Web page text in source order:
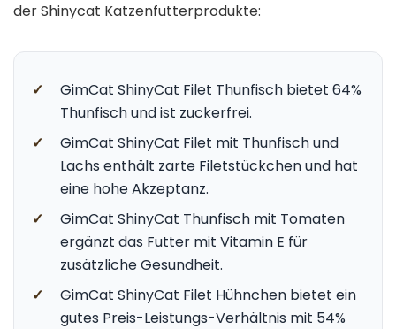
der Shinycat Katzenfutterprodukte:
✓
GimCat ShinyCat Filet Thunfisch bietet 64%
Thunfisch und ist zuckerfrei.
✓
GimCat ShinyCat Filet mit Thunfisch und
Lachs enthält zarte Filetstückchen und hat
eine hohe Akzeptanz.
✓
GimCat ShinyCat Thunfisch mit Tomaten
ergänzt das Futter mit Vitamin E für
zusätzliche Gesundheit.
✓
GimCat ShinyCat Filet Hühnchen bietet ein
gutes Preis-Leistungs-Verhältnis mit 54%